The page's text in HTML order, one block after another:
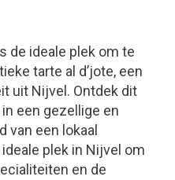
de ideale plek om te
tarte al d’jote, een
uit Nijvel. Ontdek dit
een gezellige en
van een lokaal
plek in Nijvel om
en de